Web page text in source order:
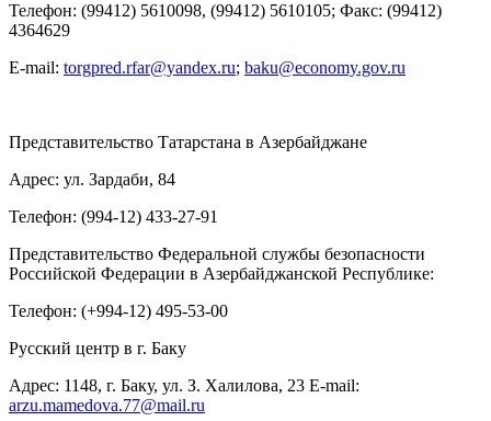
Телефон: (99412) 5610098, (99412) 5610105; Факс: (99412)
4364629
E-mail: torgpred.rfar@yandex.ru; baku@economy.gov.ru
Представительство Татарстана в Азербайджане
Адрес: ул. Зардаби, 84
Телефон: (994-12) 433-27-91
Представительство Федеральной службы безопасности
Российской Федерации в Азербайджанской Республике:
Телефон: (+994-12) 495-53-00
Русский центр в г. Баку
Адрес: 1148, г. Баку, ул. З. Халилова, 23 E-mail:
arzu.mamedova.77@mail.ru